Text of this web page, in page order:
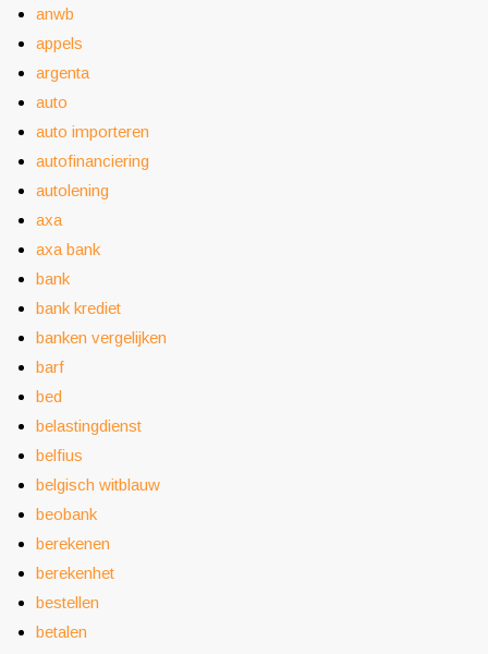
anwb
appels
argenta
auto
auto importeren
autofinanciering
autolening
axa
axa bank
bank
bank krediet
banken vergelijken
barf
bed
belastingdienst
belfius
belgisch witblauw
beobank
berekenen
berekenhet
bestellen
betalen